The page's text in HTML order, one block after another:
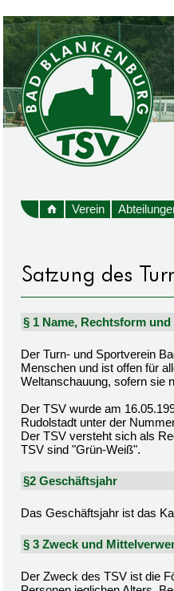
Verein
§ 1 Name, Rechtsform und
Der Turn- und Sportverein
Menschen und ist offen für
Weltanschauung, sofern sie
Der TSV wurde am
Rudolstadt unter der
Der TSV versteht sich als
TSV sind "Grün-Weiß".
§2 Geschäftsjahr
Das Geschäftsjahr ist das
§ 3 Zweck und
Der Zweck des TSV ist die